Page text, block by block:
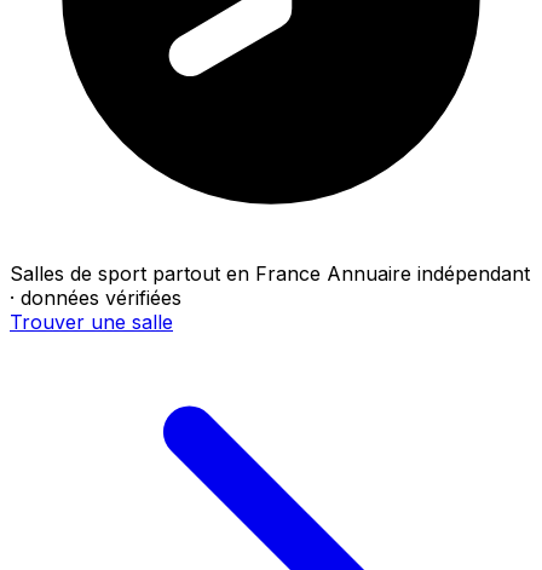
Salles de sport partout en France Annuaire indépendant
· données vérifiées
Trouver une salle